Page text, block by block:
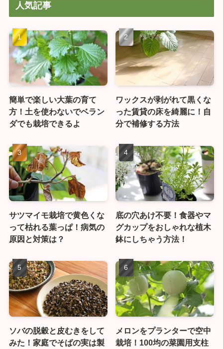
人気記事
簡単で楽しい大葉の育て
方！土を使わないでベラン
ダでも栽培できるよ
ワックスが剥がれて黒くな
った賃貸の床を綺麗に！自
分で補修する方法
サツマイモ栽培で黄色くな
って枯れる葉っぱ！病気の
原因と対策は？
底の穴あけ不要！食器やマ
グカップをおしゃれな植木
鉢にしちゃう方法！
ソバの脱穀と皮むきをして
みた！家庭でそばの実は製
メロンをプランターで空中
栽培！100均の菜園用支柱